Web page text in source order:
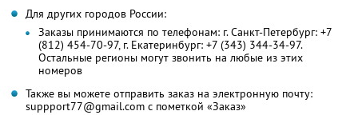
Для других городов России:
Заказы принимаются по телефонам: г. Санкт-Петербург: +7
(812) 454-70-97, г. Екатеринбург: +7 (343) 344-34-97.
Остальные регионы могут звонить на любые из этих
номеров
Также вы можете отправить заказ на электронную почту:
suppport77@gmail.com с пометкой «Заказ»